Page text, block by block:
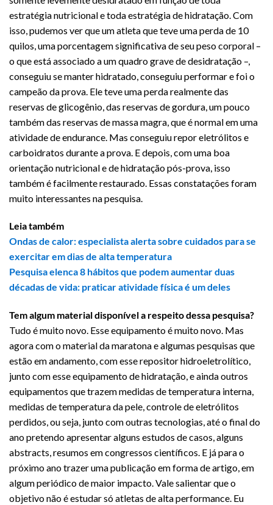
estratégia nutricional e toda estratégia de hidratação. Com
isso, pudemos ver que um atleta que teve uma perda de 10
quilos, uma porcentagem significativa de seu peso corporal –
o que está associado a um quadro grave de desidratação –,
conseguiu se manter hidratado, conseguiu performar e foi o
campeão da prova. Ele teve uma perda realmente das
reservas de glicogênio, das reservas de gordura, um pouco
também das reservas de massa magra, que é normal em uma
atividade de endurance. Mas conseguiu repor eletrólitos e
carboidratos durante a prova. E depois, com uma boa
orientação nutricional e de hidratação pós-prova, isso
também é facilmente restaurado. Essas constatações foram
muito interessantes na pesquisa.
Leia também
Ondas de calor: especialista alerta sobre cuidados para se
exercitar em dias de alta temperatura
Pesquisa elenca 8 hábitos que podem aumentar duas
décadas de vida: praticar atividade física é um deles
Tem algum material disponível a respeito dessa pesquisa?
Tudo é muito novo. Esse equipamento é muito novo. Mas
agora com o material da maratona e algumas pesquisas que
estão em andamento, com esse repositor hidroeletrolítico,
junto com esse equipamento de hidratação, e ainda outros
equipamentos que trazem medidas de temperatura interna,
medidas de temperatura da pele, controle de eletrólitos
perdidos, ou seja, junto com outras tecnologias, até o final do
ano pretendo apresentar alguns estudos de casos, alguns
abstracts, resumos em congressos científicos. E já para o
próximo ano trazer uma publicação em forma de artigo, em
algum periódico de maior impacto. Vale salientar que o
objetivo não é estudar só atletas de alta performance. Eu